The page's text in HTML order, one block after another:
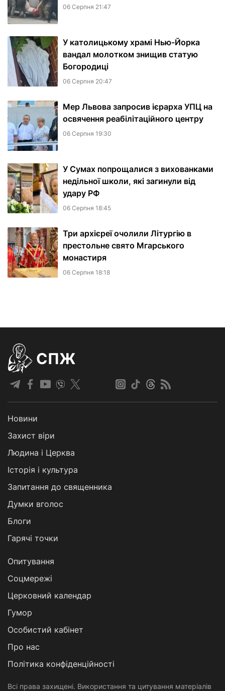
06 Серпня 21:47
У католицькому храмі Нью-Йорка
вандал молотком знищив статую
Богородиці
06 Серпня 20:47
Мер Львова запросив ієрарха УПЦ на
освячення реабілітаційного центру
06 Серпня 19:30
У Сумах попрощалися з вихованками
недільної школи, які загинули від
удару РФ
06 Серпня 18:45
Три архієреї очолили Літургію в
престольне свято Мгарського
монастиря
06 Серпня 18:18
СПЖ
Новини
Захист віри
Людина і Церква
Історія і культура
Запитання до священника
Думки вголос
Блоги
Гарячі точки
Опитування
Соцмережі
Церковний календар
Гумор
Особистий кабінет
Про нас
Політика конфіденційності
Всі права захищені. Використання та цитування матеріалів